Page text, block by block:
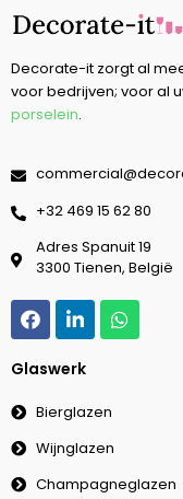
Decorate-it zorgt al
voor bedrijven; voor al
porselein.
‭+32 469 15 62 80‬
Adres Spanuit 19
3300 Tienen, België
Glaswerk
Bierglazen
Wijnglazen
Champagneglazen